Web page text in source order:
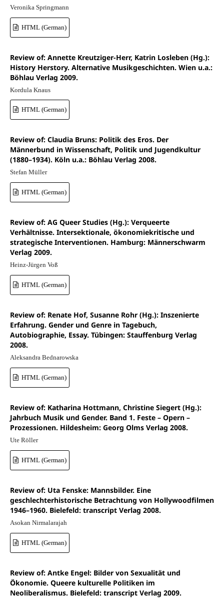
Veronika Springmann
HTML (German)
Review of: Annette Kreutziger-Herr, Katrin Losleben (Hg.):
History Herstory. Alternative Musikgeschichten. Wien u.a.:
Böhlau Verlag 2009.
Kordula Knaus
HTML (German)
Review of: Claudia Bruns: Politik des Eros. Der
Männerbund in Wissenschaft, Politik und Jugendkultur
(1880–1934). Köln u.a.: Böhlau Verlag 2008.
Stefan Müller
HTML (German)
Review of: AG Queer Studies (Hg.): Verqueerte
Verhältnisse. Intersektionale, ökonomiekritische und
strategische Interventionen. Hamburg: Männerschwarm
Verlag 2009.
Heinz-Jürgen Voß
HTML (German)
Review of: Renate Hof, Susanne Rohr (Hg.): Inszenierte
Erfahrung. Gender und Genre in Tagebuch,
Autobiographie, Essay. Tübingen: Stauffenburg Verlag
2008.
Aleksandra Bednarowska
HTML (German)
Review of: Katharina Hottmann, Christine Siegert (Hg.):
Jahrbuch Musik und Gender. Band 1. Feste – Opern –
Prozessionen. Hildesheim: Georg Olms Verlag 2008.
Ute Röller
HTML (German)
Review of: Uta Fenske: Mannsbilder. Eine
geschlechterhistorische Betrachtung von Hollywoodfilmen
1946–1960. Bielefeld: transcript Verlag 2008.
Asokan Nirmalarajah
HTML (German)
Review of: Antke Engel: Bilder von Sexualität und
Ökonomie. Queere kulturelle Politiken im
Neoliberalismus. Bielefeld: transcript Verlag 2009.